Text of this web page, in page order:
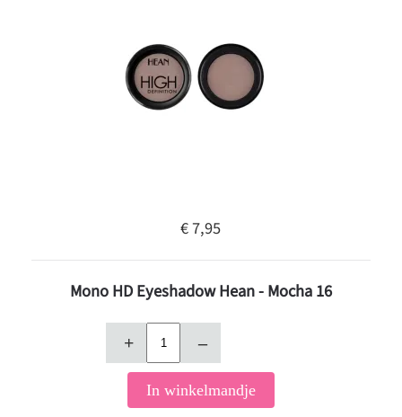
€ 7,95
Mono HD Eyeshadow Hean - Mocha 16
+ –
In winkelmandje